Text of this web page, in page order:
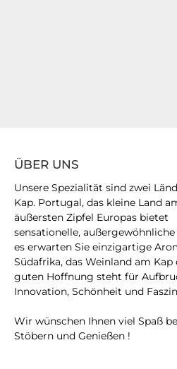
ÜBER UNS
Unsere Spezialität sind zwei
Kap. Portugal, das kleine Land
äußersten Zipfel Europas bietet
sensationelle, außergewöhnliche
es erwarten Sie einzigartige
Südafrika, das Weinland am Kap
guten Hoffnung steht für
Innovation, Schönheit und
Wir wünschen Ihnen viel Spaß
Stöbern und Genießen !